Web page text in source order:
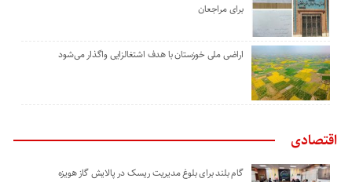
برای مراجعان
اراضی ملی خوزستان با هدف اشتغالزایی واگذار می‌شود
اقتصادی
گام بلند برای بلوغ مدیریت ریسک در پالایش گاز هویزه